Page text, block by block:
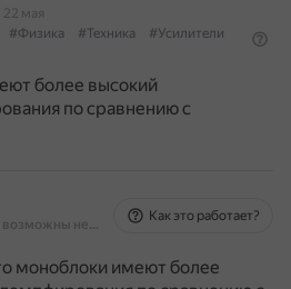
22 мая
#Физика #Техника
#Усилители
более высокий
по сравнению с
На основе источников, возможны неточности
Как это работает?
моноблоки имеют более